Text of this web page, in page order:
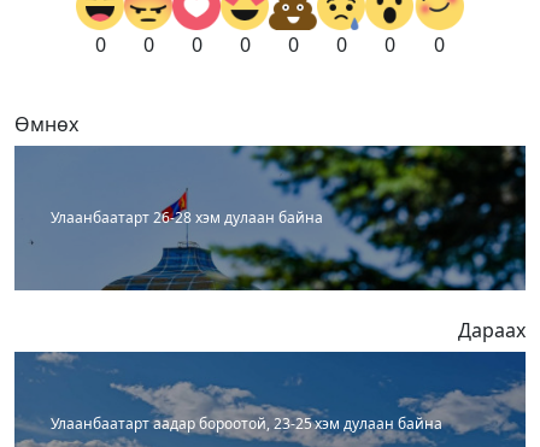
0 0 0 0 0 0 0 0
Өмнөх
Улаанбаатарт 26-28 хэм дулаан байна
Дараах
Улаанбаатарт аадар бороотой, 23-25 хэм дулаан байна